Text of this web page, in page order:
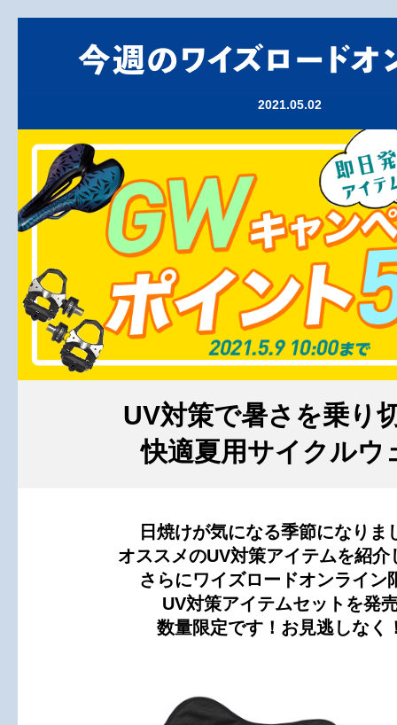
2021.05.02
UV対策で暑さを乗り
快適夏用サイクルウ
日焼けが気になる季節になりま
オススメのUV対策アイテムを紹介
さらにワイズロードオンライン
UV対策アイテムセットを発
数量限定です！お見逃しなく